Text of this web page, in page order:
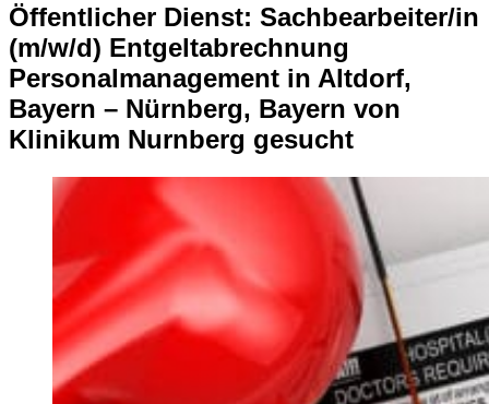
Öffentlicher Dienst: Sachbearbeiter/in
(m/w/d) Entgeltabrechnung
Personalmanagement in Altdorf,
Bayern – Nürnberg, Bayern von
Klinikum Nurnberg gesucht